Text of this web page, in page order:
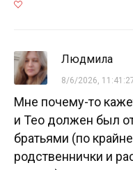
Людмила
8/6/2026,
Мне почему-то
и Тео должен был
братьями (по
родственнички и